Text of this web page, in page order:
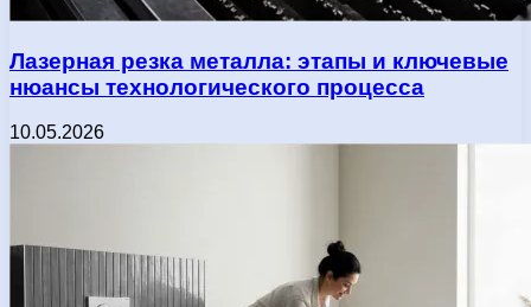
Лазерная резка металла: этапы и ключевые
нюансы технологического процесса
10.05.2026